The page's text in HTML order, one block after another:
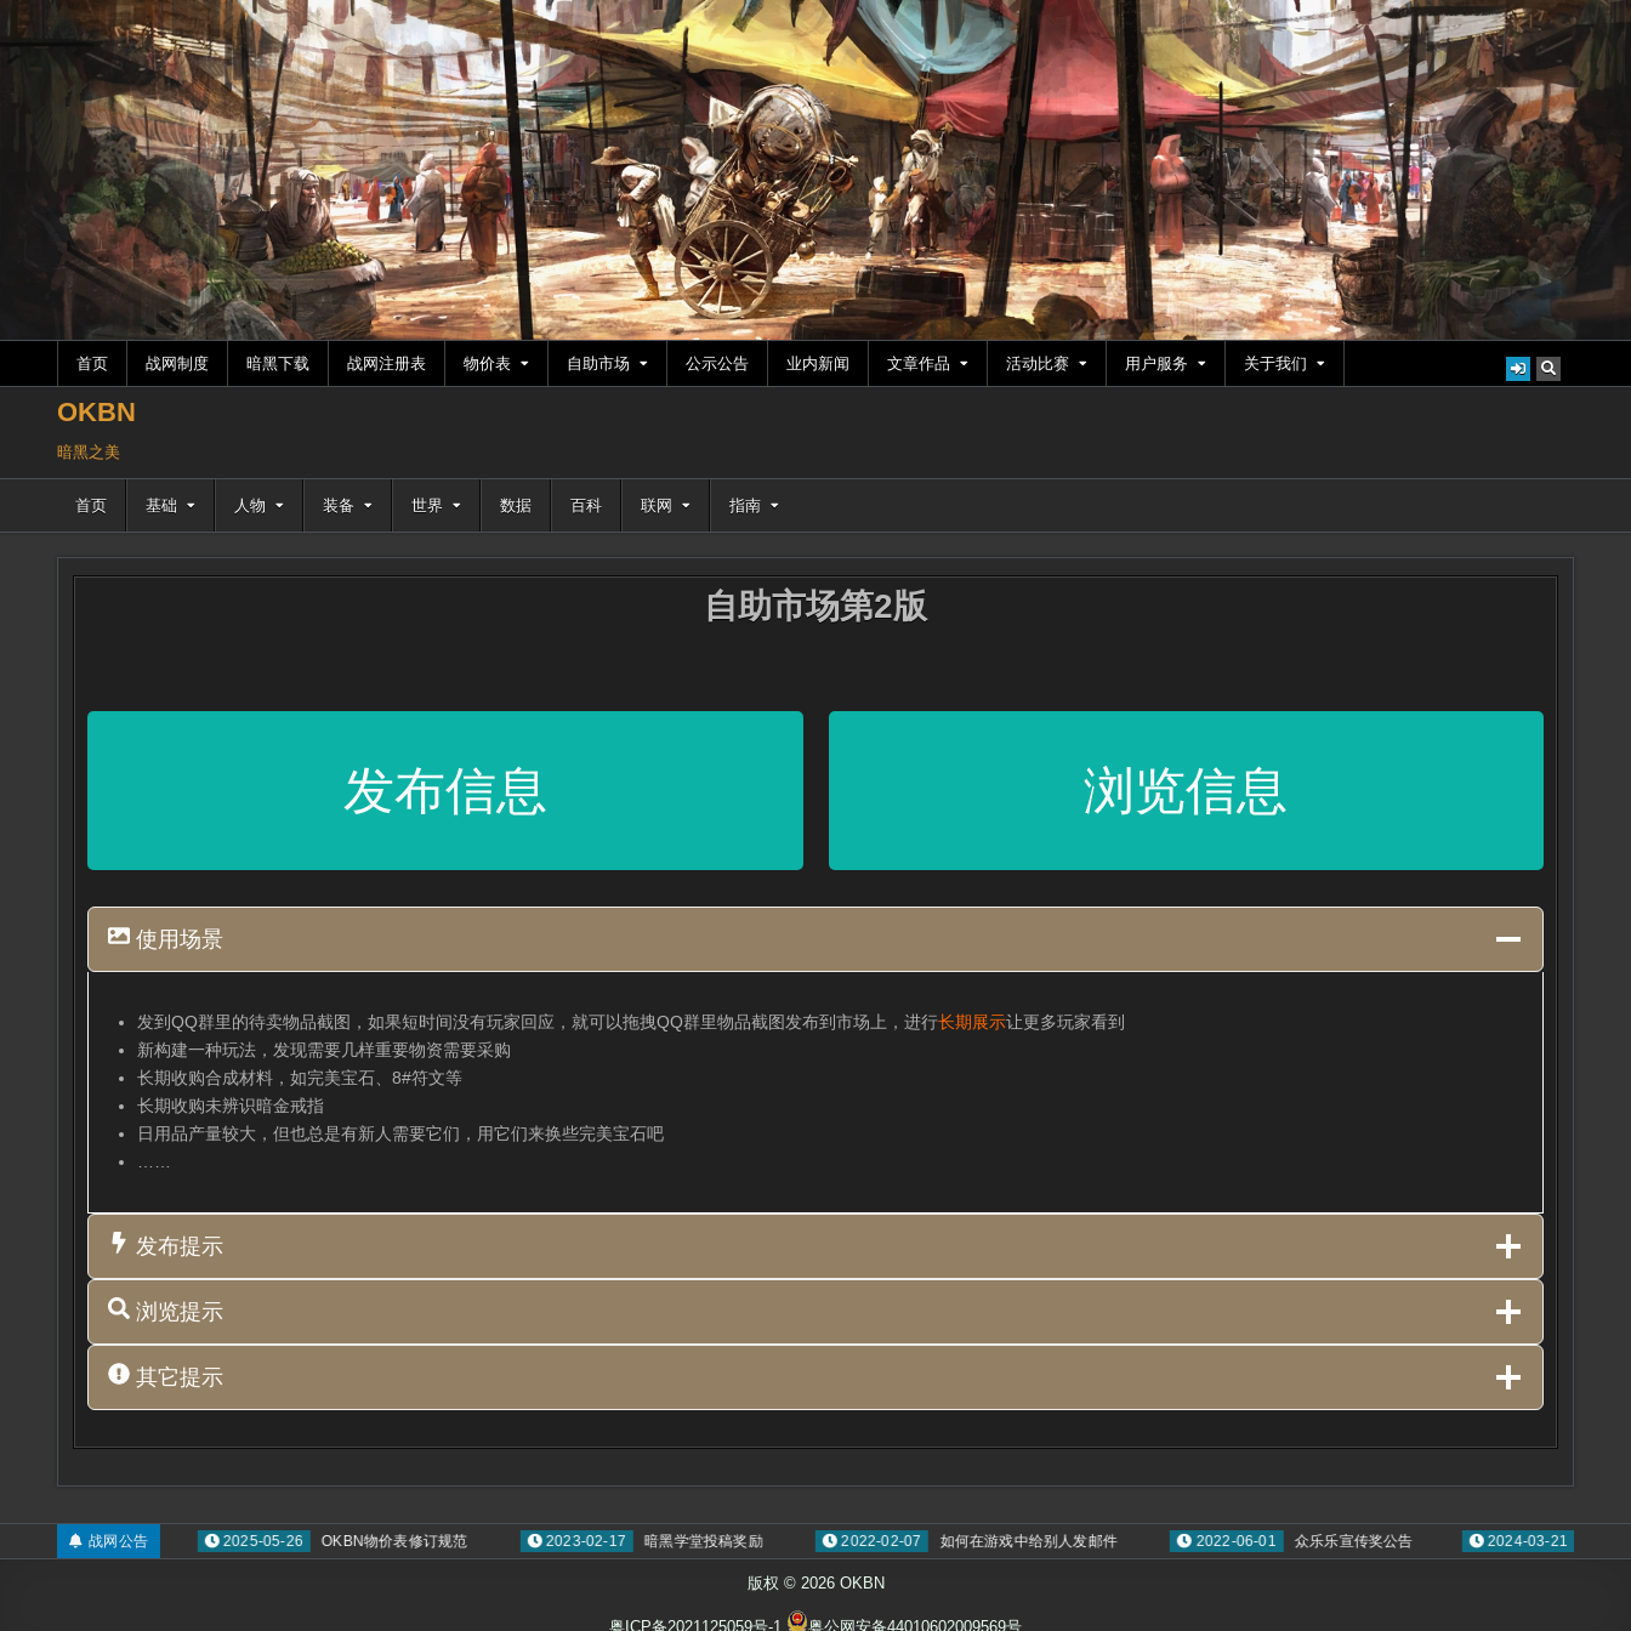
首页 战网制度 暗黑下载 战网注册表 物价表 自助市场 公示公告 业内新闻 文章作品 活动比赛 用户服务 关于我们
OKBN
暗黑之美
首页 基础 人物 装备 世界 数据 百科 联网 指南
自助市场第2版
发布信息 浏览信息
使用场景
发到QQ群里的待卖物品截图，如果短时间没有玩家回应，就可以拖拽QQ群里物品截图发布到市场上，进行长期展示让更多玩家看到
新构建一种玩法，发现需要几样重要物资需要采购
长期收购合成材料，如完美宝石、8#符文等
长期收购未辨识暗金戒指
日用品产量较大，但也总是有新人需要它们，用它们来换些完美宝石吧
发布提示
浏览提示
其它提示
战网公告
区永久封号名单 2025-05-26 OKBN物价表修订规范 2023-02-17 暗黑学堂投稿奖励 2022-02-07 如何在游戏中给别人发邮件 2022-06-01 众乐乐宣传奖公告 2024-03-21 赛季区永
版权 © 2026 OKBN
粤ICP备2021125059号-1 粤公网安备44010602009569号